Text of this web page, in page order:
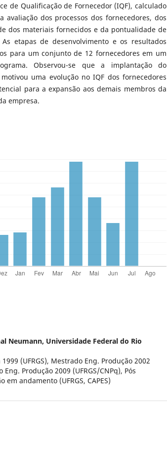
de Qualificação de Fornecedor (IQF), calculado
avaliação dos processos dos fornecedores, dos
dos materiais fornecidos e da pontualidade de
etapas de desenvolvimento e os resultados
para um conjunto de 12 fornecedores em um
Observou-se que a implantação do
uma evolução no IQF dos fornecedores
para a expansão aos demais membros da
empresa.
Neumann, Universidade Federal do Rio
(UFRGS), Mestrado Eng. Produção 2002
Eng. Produção 2009 (UFRGS/CNPq), Pós
em andamento (UFRGS, CAPES)